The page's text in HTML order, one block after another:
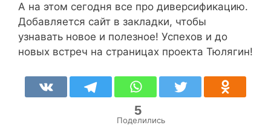
А на этом сегодня все про диверсификацию.
Добавляется сайт в закладки, чтобы
узнавать новое и полезное! Успехов и до
новых встреч на страницах проекта Тюлягин!
5
Поделились